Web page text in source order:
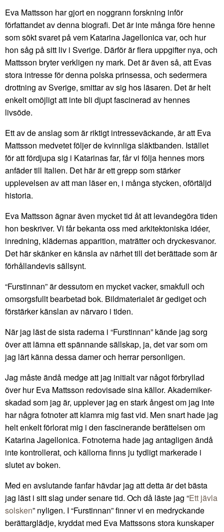
Eva Mattsson har gjort en noggrann forskning inför
författandet av denna biografi. Det är inte många före henne
som sökt svaret på vem Katarina Jagellonica var, och hur
hon såg på sitt liv i Sverige. Därför är flera uppgifter nya, och
Mattsson bryter verkligen ny mark. Det är även så, att Evas
stora intresse för denna polska prinsessa, och sedermera
drottning av Sverige, smittar av sig hos läsaren. Det är helt
enkelt omöjligt att inte bli djupt fascinerad av hennes
livsöde.
Ett av de anslag som är riktigt intresseväckande, är att Eva
Mattsson medvetet följer de kvinnliga släktbanden. Istället
för att fördjupa sig i Katarinas far, får vi följa hennes mors
anfäder till Italien. Det här är ett grepp som stärker
upplevelsen av att man läser en, i många stycken, oförtäljd
historia.
Eva Mattsson ägnar även mycket tid åt att levandegöra tiden
hon beskriver. Vi får bekanta oss med arkitektoniska idéer,
inredning, klädernas apparition, maträtter och dryckesvanor.
Det här skänker en känsla av närhet till det berättade som är
förhållandevis sällsynt.
“Furstinnan” är dessutom en mycket vacker, smakfull och
omsorgsfullt bearbetad bok. Bildmaterialet är gediget och
förstärker känslan av närvaro i tiden.
När jag läst de sista raderna i “Furstinnan” kände jag sorg
över att lämna ett spännande sällskap, ja, det var som om
jag lärt känna dessa damer och herrar personligen.
Jag måste ändå medge att jag initialt var något förbryllad
över hur Eva Mattsson redovisade sina källor. Akademiker-
skadad som jag är, upplever jag en stark ångest om jag inte
har några fotnoter att klamra mig fast vid. Men snart hade jag
helt enkelt förlorat mig i den fascinerande berättelsen om
Katarina Jagellonica. Fotnoterna hade jag antagligen ändå
inte kontrollerat, och källorna finns ju tydligt markerade i
slutet av boken.
Med en avslutande fanfar hävdar jag att detta är det bästa
jag läst i sitt slag under senare tid. Och då läste jag “Ett jävla
solsken” nyligen. I “Furstinnan” finner vi en medryckande
berättarglädje, kryddat med Eva Mattssons stora kunskaper